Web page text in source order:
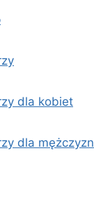
dla kobiet
dla mężczyzn